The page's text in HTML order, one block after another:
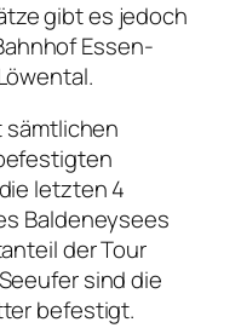
gibt es jedoch
Essen-
sämtlichen
letzten 4
Baldeneysees
der Tour
sind die
befestigt.